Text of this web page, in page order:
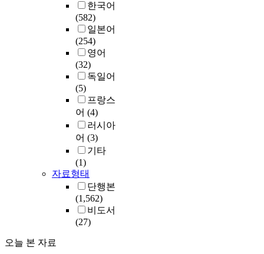
한국어
(582)
일본어
(254)
영어
(32)
독일어
(5)
프랑스
어 (4)
러시아
어 (3)
기타
(1)
자료형태
단행본
(1,562)
비도서
(27)
오늘 본 자료